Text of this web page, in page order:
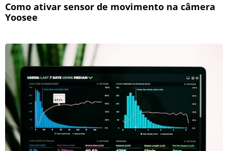
Como ativar sensor de movimento na câmera
Yoosee